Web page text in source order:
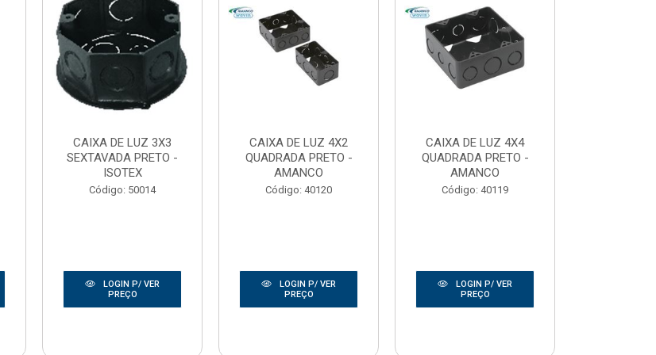
CAIXA DE LUZ 3X3
SEXTAVADA PRETO -
ISOTEX
Código: 50014
LOGIN P/ VER
PREÇO
CAIXA DE LUZ 4X2
QUADRADA PRETO -
AMANCO
Código: 40120
LOGIN P/ VER
PREÇO
CAIXA DE LUZ 4X4
QUADRADA PRETO -
AMANCO
Código: 40119
LOGIN P/ VER
PREÇO